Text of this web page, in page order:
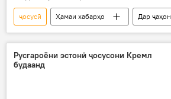
ҷосусӣ Ҳамаи хабарҳо
Дар ҷаҳон
Осиёи Марказӣ
узрхоҳӣ
Афғонистон
Чин
Русгароёни эстонӣ ҷосусони Кремл
будаанд